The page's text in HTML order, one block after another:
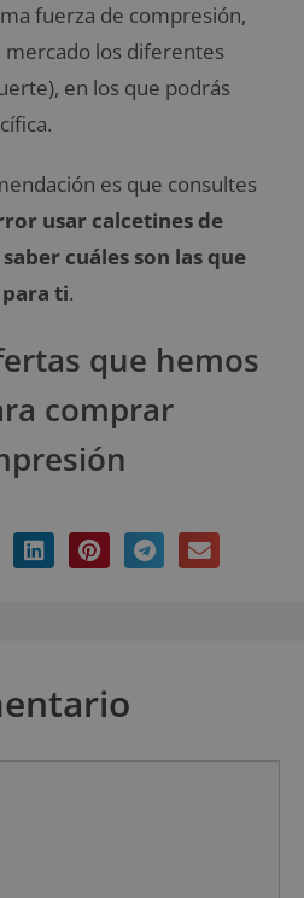
fuerza de compresión,
los diferentes
en los que podrás
es que consultes
usar calcetines de
cuáles son las que
ti.
que hemos
comprar